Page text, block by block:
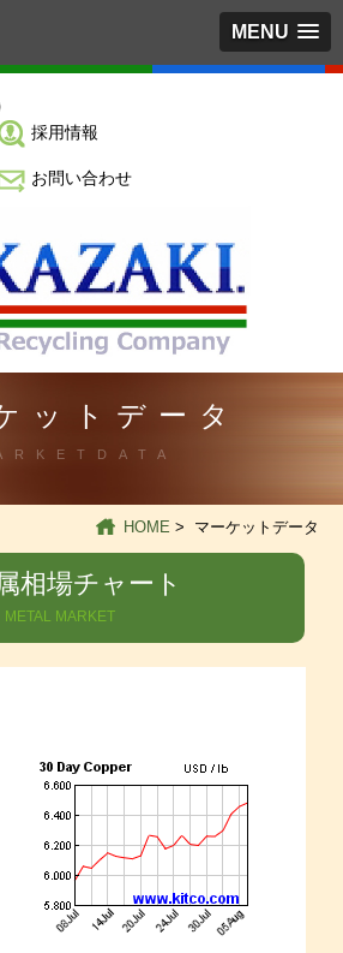
MENU
採用情報
お問い合わせ
ットデータ
HOME > マーケットデータ
相場チャート
METAL MARKET